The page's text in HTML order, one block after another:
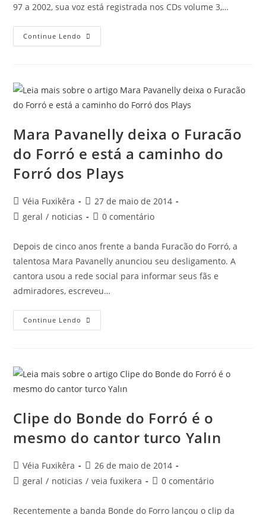
97 a 2002, sua voz está registrada nos CDs volume 3,…
Continue Lendo
Mara Pavanelly deixa o Furacão
do Forró e está a caminho do
Forró dos Plays
Véia Fuxikêra
27 de maio de 2014
geral / noticias 0 comentário
Depois de cinco anos frente a banda Furacão do Forró, a
talentosa Mara Pavanelly anunciou seu desligamento. A
cantora usou a rede social para informar seus fãs e
admiradores, escreveu…
Continue Lendo
Clipe do Bonde do Forró é o
mesmo do cantor turco Yalın
Véia Fuxikêra
26 de maio de 2014
geral / noticias / veia fuxikera 0 comentário
Recentemente a banda Bonde do Forro lançou o clip da